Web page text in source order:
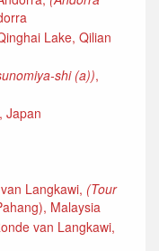
Lake, Qilian
shi (a)),
Japan
Langkawi, (Tour
Malaysia
van Langkawi,